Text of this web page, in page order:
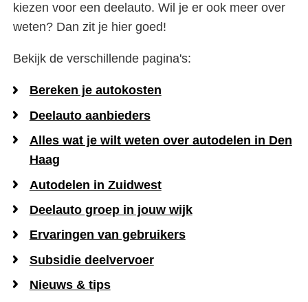
kiezen voor een deelauto. Wil je er ook meer over
weten? Dan zit je hier goed!
Bekijk de verschillende pagina's:
Bereken je autokosten
Deelauto aanbieders
Alles wat je wilt weten over autodelen in Den
Haag
Autodelen in Zuidwest
Deelauto groep in jouw wijk
Ervaringen van gebruikers
Subsidie deelvervoer
Nieuws & tips